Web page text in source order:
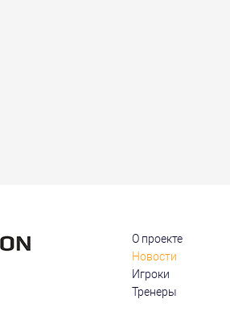
О проекте
Новости
Игроки
Тренеры